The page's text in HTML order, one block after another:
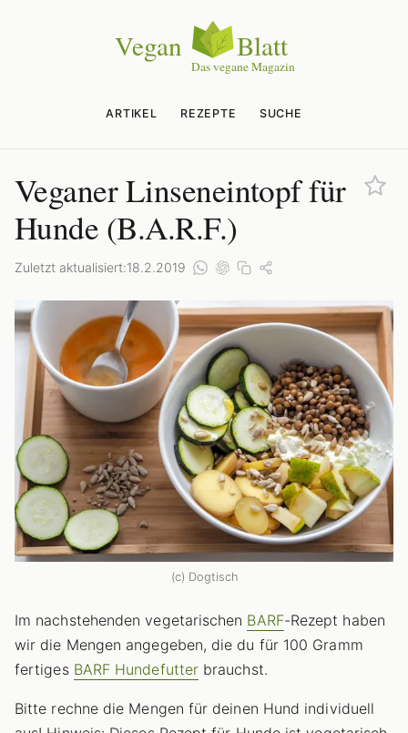
ARTIKEL REZEPTE SUCHE
Veganer Linseneintopf für
Hunde (B.A.R.F.)
Zuletzt aktualisiert:18.2.2019
(c) Dogtisch
Im nachstehenden vegetarischen BARF-Rezept haben
wir die Mengen angegeben, die du für 100 Gramm
fertiges BARF Hundefutter brauchst.
Bitte rechne die Mengen für deinen Hund individuell